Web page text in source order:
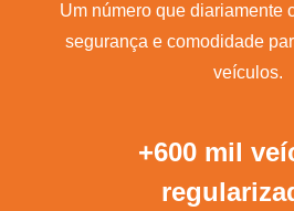
Um número que diariamente
segurança e comodidade
veículos.
+600 mil